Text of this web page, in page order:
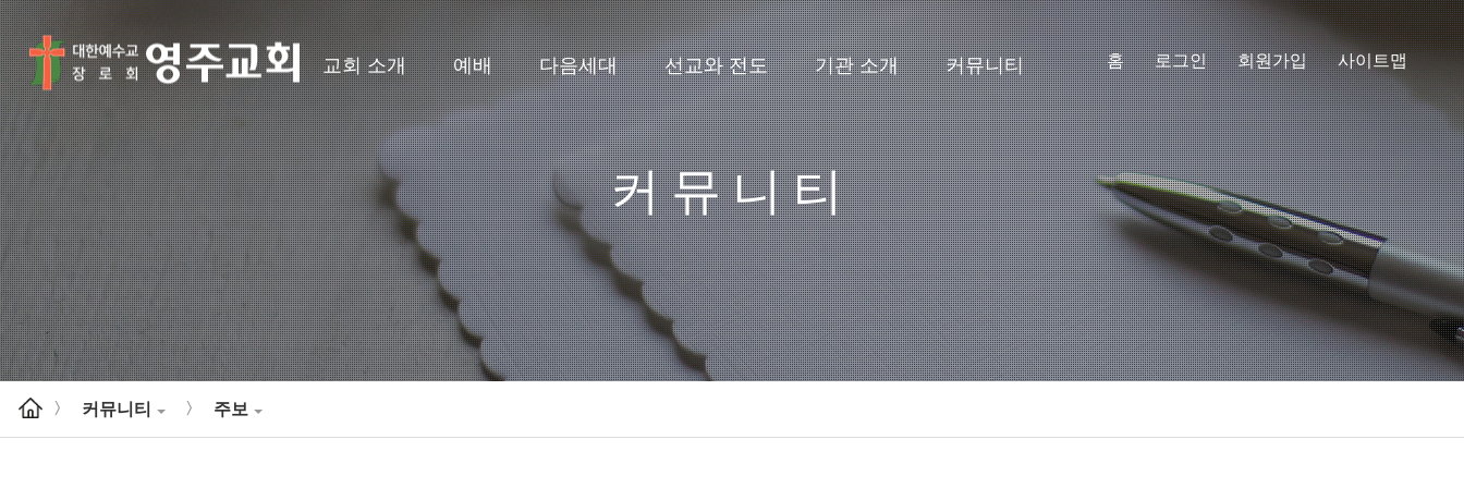
홈 로그인 회원가입 사이트맵
교회 소개 예배 다음세대 선교와 전도 기관 소개 커뮤니티
커뮤니티
> 커뮤니티 > 주보